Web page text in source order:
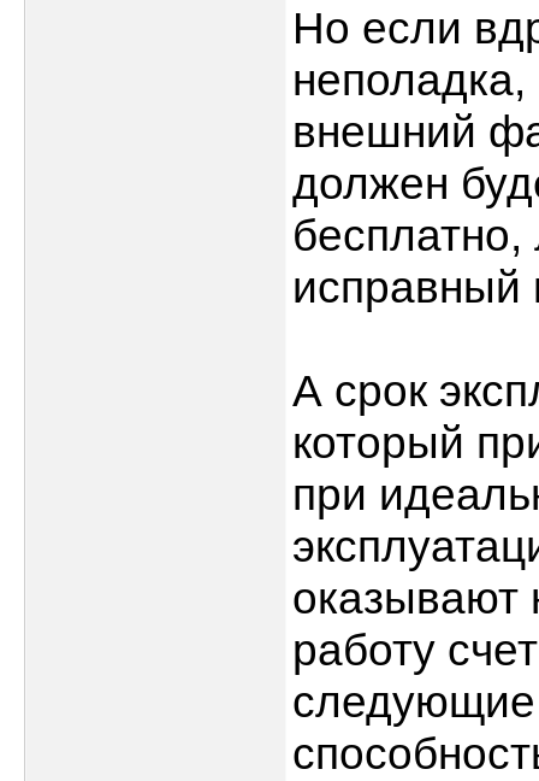
Но если
неполадка,
внешний
должен
исправный
А срок
который
при
оказывают
работу